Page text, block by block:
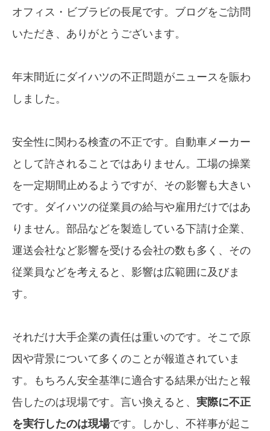
オフィス・ビブラビの長尾です。ブログをご訪問
いただき、ありがとうございます。
年末間近にダイハツの不正問題がニュースを賑わ
しました。
安全性に関わる検査の不正です。自動車メーカー
として許されることではありません。工場の操業
を一定期間止めるようですが、その影響も大きい
です。ダイハツの従業員の給与や雇用だけではあ
りません。部品などを製造している下請け企業、
運送会社など影響を受ける会社の数も多く、その
従業員などを考えると、影響は広範囲に及びま
す。
それだけ大手企業の責任は重いのです。そこで原
因や背景について多くのことが報道されていま
す。もちろん安全基準に適合する結果が出たと報
告したのは現場です。言い換えると、 実際に不正
を実行したのは現場です。しかし、不祥事が起こ